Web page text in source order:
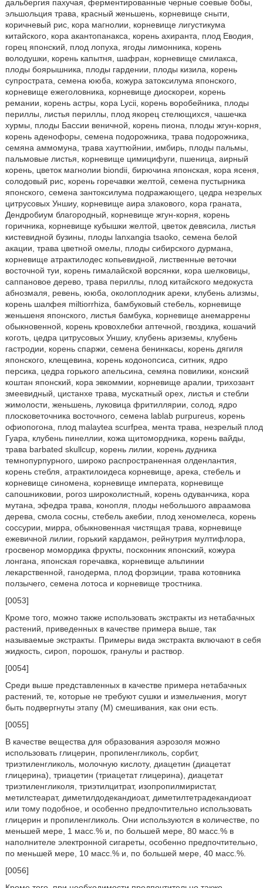
дальбергия пахучая, ферментированные черные соевые бобы,
эльшольция трава, красный женьшень, корневище сныти,
коричневый рис, кора магнолии, корневище лигустикума
китайского, кора акантопанакса, корень ахиранта, плод Еводия,
горец японский, плод лопуха, ягоды лимонника, корень
володушки, корень капытня, шафран, корневище смилакса,
плоды боярышника, плоды гардении, плоды кизила, корень
супрострата, семена ююба, кожура затоксилума японского,
корневище ежеголовника, корневище диоскореи, корень
ремании, корень астры, кора Lycii, корень воробейника, плоды
периллы, листья периллы, плод якорец стелющихся, чашечка
хурмы, плоды Бассии веничной, корень пиона, плоды жгун-корня,
корень аденофоры, семена подорожника, трава подорожника,
семяна аммомуна, трава хауттюйнии, имбирь, плоды пальмы,
пальмовые листья, корневище цимицифуги, пшеница, аирный
корень, цветок магнолии biondii, бирючина японская, кора ясеня,
солодовый рис, корень горечавки желтой, семена пустырника
японского, семена зантоксилума подражающего, цедра незрелых
цитрусовых Уншиу, корневище аира злакового, кора граната,
Дендробиум благородный, корневище жгун-корня, корень
горичника, корневище кубышки желтой, цветок девясила, листья
кистевидной бузины, плоды lanxangia tsaoko, семена белой
акации, трава цветной омелы, плоды сибирского дурмана,
корневище атрактилодес копьевидной, лиственные веточки
восточной туи, корень гималайской ворсянки, кора шелковицы,
саппановое дерево, трава периллы, плод китайского медокуста
абнозмаля, ревень, ююба, околоплодник ареки, клубень ализмы,
корень шалфея miltiorrhiza, бамбуковый стебель, корневище
женьшеня японского, листья бамбука, корневище анемаррены
обыкновенной, корень кровохлебки аптечной, гвоздика, кошачий
коготь, цедра цитрусовых Уншиу, клубень ариземы, клубень
гастродии, корень спаржи, семена бенинкасы, корень дягиля
японского, клещевина, корень кодонопсиса, ситник, ядро
персика, цедра горького апельсина, семяна повилики, конский
коштан японский, кора эвкоммии, корневище аралии, трихозант
змеевидный, цистанхе трава, мускатный орех, листья и стебли
жимолости, женьшень, луковица фритиллярии, солод, ядро
плосковеточника восточного, семена lablab purpureus, корень
офиопогона, плод malaytea scurfpea, мента трава, незрелый плод
Гуара, клубень пинеллии, кожа щитомордника, корень вайды,
трава barbated skullcup, корень лилии, корень дудника
темнопурпурного, широко распространенная олденлантия,
корень стебля, атрактилоидеса корневище, арека, стебель и
корневище синомена, корневище императа, корневище
сапошниковии, рогоз широколистный, корень одуванчика, кора
мутана, эфедра трава, конопля, плоды небольшого авраамова
дерева, смола сосны, стебель акебии, плод хеномелеса, корень
соссурии, мирра, обыкновенная чистящая трава, корневище
ежевичной лилии, горький кардамон, рейнутрия мултифлора,
гросвенор момордика фрукты, посконник японский, кожура
лонгана, японская горечавка, корневище альпинии
лекарственной, ганодерма, плод форзиции, трава котовника
ползычего, семена лотоса и корневище тростника.
[0053]
Кроме того, можно также использовать экстракты из нетабачных
растений, приведенных в качестве примера выше, так
называемые экстракты. Примеры вида экстракта включают в себя
жидкость, сироп, порошок, гранулы и раствор.
[0054]
Среди выше представленных в качестве примера нетабачных
растений, те, которые не требуют сушки и измельчения, могут
быть подвергнуты этапу (M) смешивания, как они есть.
[0055]
В качестве вещества для образования аэрозоля можно
использовать глицерин, пропиленгликоль, сорбит,
триэтиленгликоль, молочную кислоту, диацетин (диацетат
глицерина), триацетин (триацетат глицерина), диацетат
триэтиленгликоля, триэтилцитрат, изопропилмиристат,
метилстеарат, диметилдодекандиоат, диметилтетрадекандиоат
или тому подобное, и особенно предпочтительно использовать
глицерин и пропиленгликоль. Они используются в количестве, по
меньшей мере, 1 масс.% и, по большей мере, 80 масс.% в
наполнителе электронной сигареты, особенно предпочтительно,
по меньшей мере, 10 масс.% и, по большей мере, 40 масс.%.
[0056]